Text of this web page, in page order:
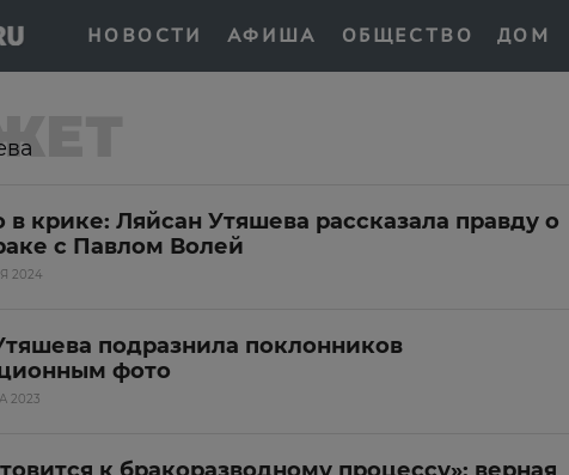
НОВОСТИ АФИША ОБЩЕСТВО ДОМ
в крике: Ляйсан Утяшева рассказала правду о
с Павлом Волей
2024
подразнила поклонников
фото
2023